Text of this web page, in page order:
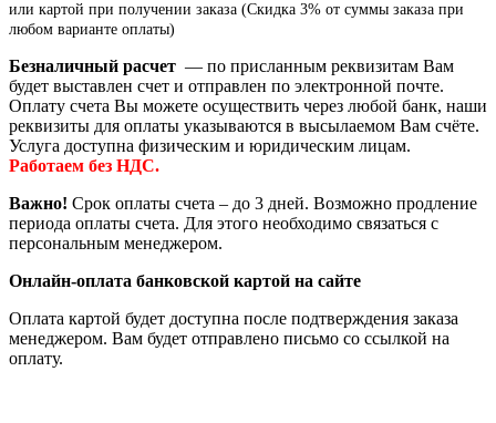
или картой при получении заказа (Скидка 3% от суммы заказа при
любом варианте оплаты)
Безналичный расчет — по присланным реквизитам Вам
будет выставлен счет и отправлен по электронной почте.
Оплату счета Вы можете осуществить через любой банк, наши
реквизиты для оплаты указываются в высылаемом Вам счёте.
Услуга доступна физическим и юридическим лицам.
Работаем без НДС.
Важно! Срок оплаты счета – до 3 дней. Возможно продление
периода оплаты счета. Для этого необходимо связаться с
персональным менеджером.
Онлайн-оплата банковской картой на сайте
Оплата картой будет доступна после подтверждения заказа
менеджером. Вам будет отправлено письмо со ссылкой на
оплату.